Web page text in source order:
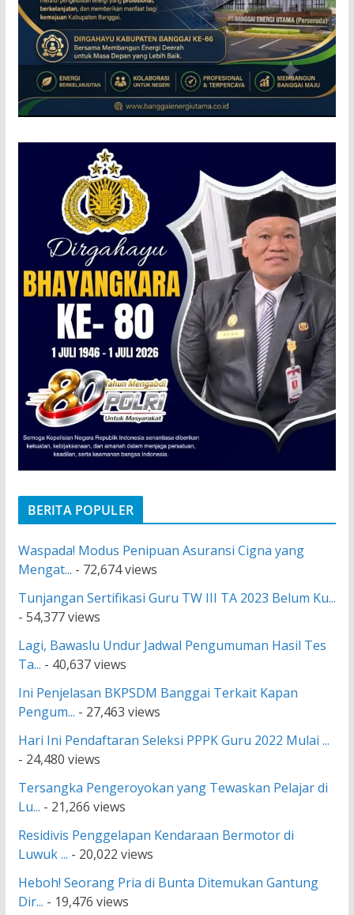
BERITA POPULER
Waspada! Modus Penipuan Asuransi Cigna yang
Mengat... - 72,674 views
Tunjangan Sertifikasi Guru TW III TA 2023 Belum Ku...
- 54,377 views
Lagi, Bawaslu Undur Jadwal Pengumuman Hasil Tes
Ta... - 40,637 views
Ini Penjelasan BKPSDM Banggai Terkait Kapan
Pengum... - 27,463 views
Hari Ini Pendaftaran Seleksi PPPK Guru 2022 Mulai ...
- 24,480 views
Tersangka Pengeroyokan yang Tewaskan Pelajar di
Lu... - 21,266 views
Residivis Penggelapan Kendaraan Bermotor di
Luwuk ... - 20,022 views
Heboh! Seorang Pria di Bunta Ditemukan Gantung
Dir... - 19,476 views